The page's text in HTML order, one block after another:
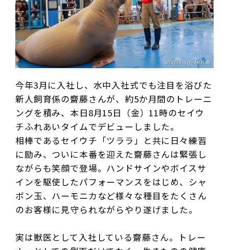
今年3月に入社し、水中入社式でも注目を浴びた
新人飼育係の齋藤さんが、約5か月間のトレーニ
ングを積み、本日8月15日（金）11時のセイウ
チふれあいタイムでデビューしました。
相棒であるセイウチ「ツララ」と共に日々練習
に励み、ついに本番を迎えた齋藤さんは緊張し
ながらも笑顔で登場。ハンドサインやボイスサ
インを駆使したパフォーマンスをはじめ、シャ
ボン玉、ハーモニカ など様々な種目をたくさん
のお客様に見守られながらやり遂げました。
実は獣医として入社している齋藤さん。トレー